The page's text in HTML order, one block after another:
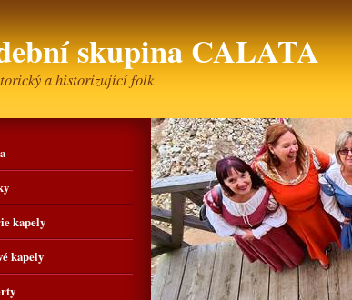
skupina CALATA
a historizující folk
kapely
kapely